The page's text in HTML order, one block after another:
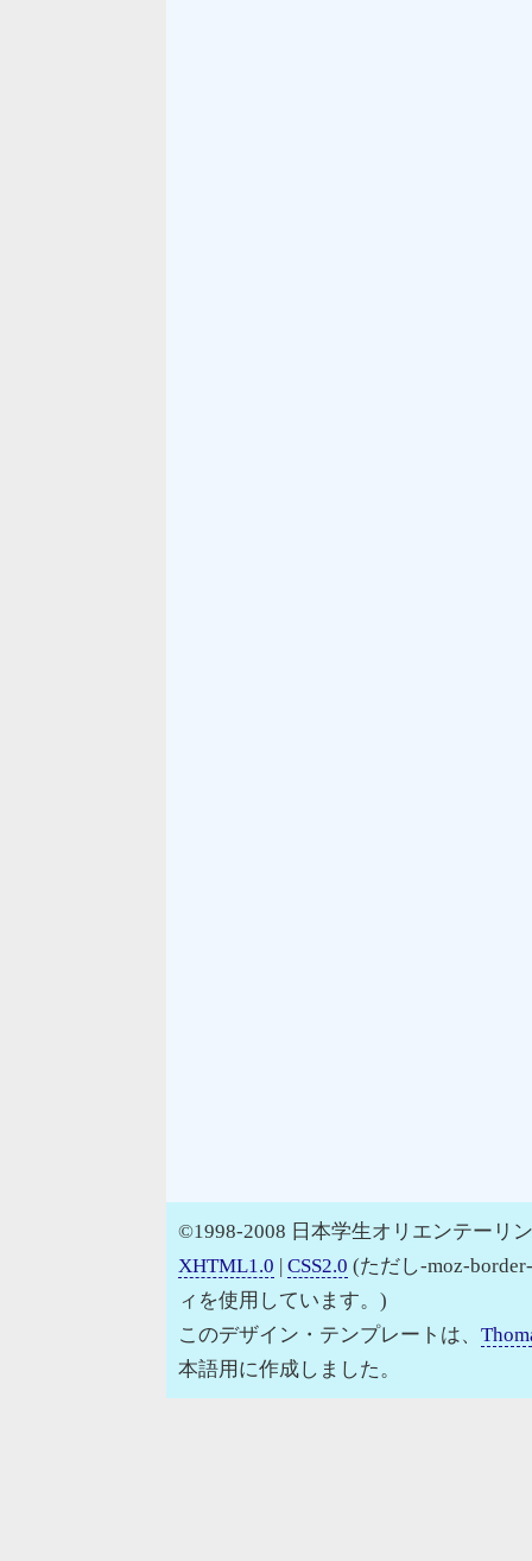
©1998-2008 日本学生オリエンテーリ
XHTML1.0 | CSS2.0 (ただし-moz-
ィを使用しています。)
このデザイン・テンプレートは、
本語用に作成しました。